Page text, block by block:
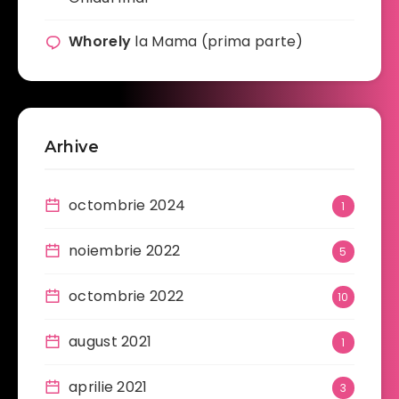
Whorely la Mama (prima parte)
Arhive
octombrie 2024 1
noiembrie 2022 5
octombrie 2022 10
august 2021 1
aprilie 2021 3